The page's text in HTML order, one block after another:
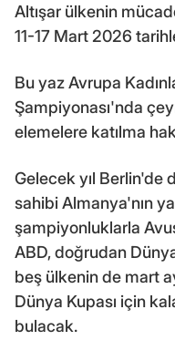
Altışar ülkenin
11-17 Mart 2026
Bu yaz Avrupa
Şampiyonası'nda
elemelere katılma
Gelecek yıl Berlin'de
sahibi Almanya'nın
şampiyonluklarla
ABD, doğrudan
beş ülkenin de mart
Dünya Kupası için
bulacak.